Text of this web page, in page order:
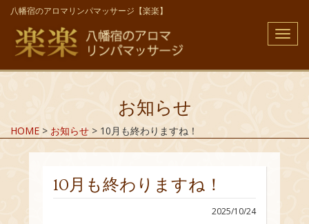
八幡宿のアロマリンパマッサージ【楽楽】
メ
ニ
お知らせ
HOME > お知らせ > 10月も終わりますね！
10月も終わりますね！
2025/10/24